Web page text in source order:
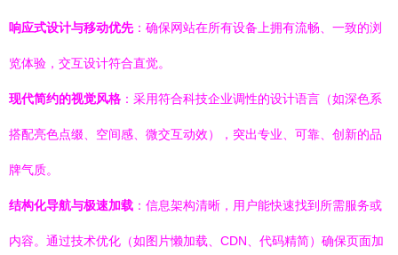
响应式设计与移动优先：确保网站在所有设备上拥有流畅、一致的浏
览体验，交互设计符合直觉。
现代简约的视觉风格 ：采用符合科技企业调性的设计语言（如深色系
搭配亮色点缀、空间感、微交互动效），突出专业、可靠、创新的品
牌气质。
结构化导航与极速加载 ：信息架构清晰，用户能快速找到所需服务或
内容。通过技术优化（如图片懒加载、CDN、代码精简）确保页面加